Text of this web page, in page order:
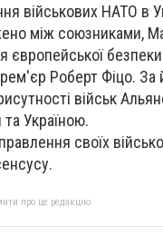
військових НАТО в
між союзниками,
безпеки
Роберт Фіцо. За
військ
Україною.
своїх
про це редакцію